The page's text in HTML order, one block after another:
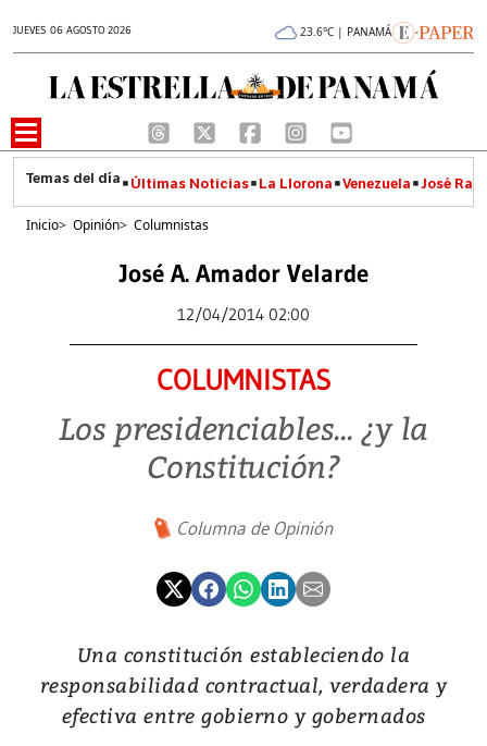
JUEVES 06 AGOSTO 2026 23.6°C | PANAMÁ
Últimas Noticias La Llorona Venezuela José
Inicio> Opinión> Columnistas
José A. Amador Velarde
12/04/2014 02:00
COLUMNISTAS
Los presidenciables... ¿y la
Constitución?
Columna de Opinión
Una constitución estableciendo la
responsabilidad contractual, verdadera y
efectiva entre gobierno y gobernados